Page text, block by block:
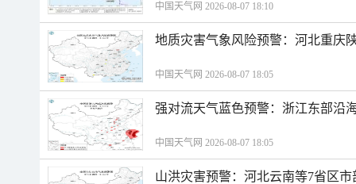
中国天气网 2026-08-07 18:10
地质灾害气象风险预警：河北重庆
中国天气网 2026-08-07 18:05
强对流天气蓝色预警：浙江东部沿
中国天气网 2026-08-07 18:05
山洪灾害预警：河北云南等7省区